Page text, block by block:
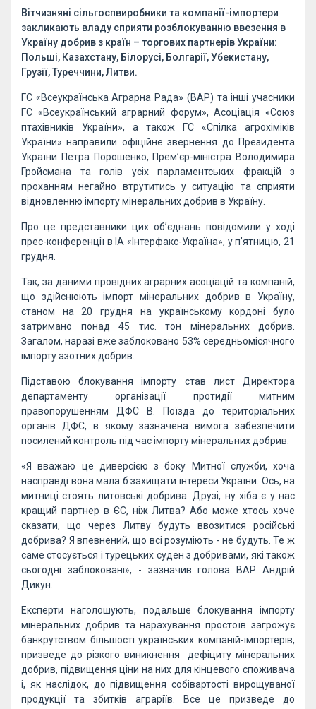
Вітчизняні сільгоспвиробники та компанії-імпортери
закликають владу сприяти розблокуванню ввезення в
Україну добрив з країн – торгових партнерів України:
Польші, Казахстану, Білорусі, Болгарії, Убекистану,
Грузії, Туреччини, Литви.
ГС «Всеукраїнська Аграрна Рада» (ВАР) та інші учасники
ГС «Всеукраїнський аграрний форум», Асоціація «Союз
птахівників України», а також ГС «Спілка агрохіміків
України» направили офіційне звернення до Президента
України Петра Порошенко, Прем’єр-міністра Володимира
Гройсмана та голів усіх парламентських фракцій з
проханням негайно втрутитись у ситуацію та сприяти
відновленню імпорту мінеральних добрив в Україну.
Про це представники цих об’єднань повідомили у ході
прес-конференції в ІА «Інтерфакс-Україна», у п’ятницю, 21
грудня.
Так, за даними провідних аграрних асоціацій та компаній,
що здійснюють імпорт мінеральних добрив в Україну,
станом на 20 грудня на українському кордоні було
затримано понад 45 тис. тон мінеральних добрив.
Загалом, наразі вже заблоковано 53% середньомісячного
імпорту азотних добрив.
Підставою блокування імпорту став лист Директора
департаменту організації протидії митним
правопорушенням ДФС В. Поїзда до територіальних
органів ДФС, в якому зазначена вимога забезпечити
посилений контроль під час імпорту мінеральних добрив.
«Я вважаю це диверсією з боку Митної служби, хоча
насправді вона мала б захищати інтереси України. Ось, на
митниці стоять литовські добрива. Друзі, ну хіба є у нас
кращий партнер в ЄС, ніж Литва? Або може хтось хоче
сказати, що через Литву будуть ввозитися російські
добрива? Я впевнений, що всі розуміють - не будуть. Те ж
саме стосується і турецьких суден з добривами, які також
сьогодні заблоковані», - зазначив голова ВАР Андрій
Дикун.
Експерти наголошують, подальше блокування імпорту
мінеральних добрив та нарахування простоїв загрожує
банкрутством більшості українських компаній-імпортерів,
призведе до різкого виникнення дефіциту мінеральних
добрив, підвищення ціни на них для кінцевого споживача
і, як наслідок, до підвищення собівартості вирощуваної
продукції та збитків аграріїв. Все це призведе до